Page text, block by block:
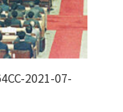
2021-07-